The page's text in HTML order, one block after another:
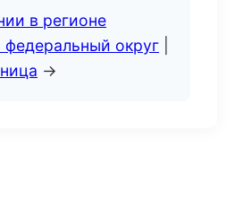
в регионе
округ
→